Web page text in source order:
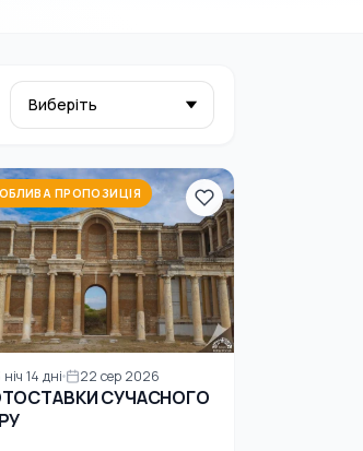
ПРОПОЗИЦІЯ
ніч 14 дні 22 сер 2026
СУЧАСНОГО